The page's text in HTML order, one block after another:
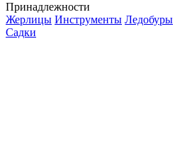
Принадлежности
Жерлицы Инструменты Ледобуры
Садки